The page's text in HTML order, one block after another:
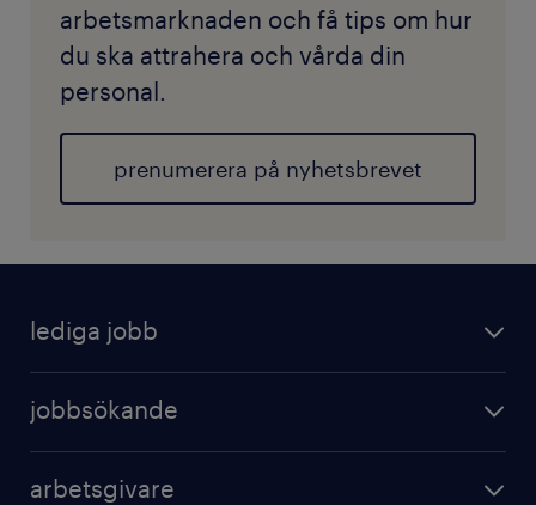
arbetsmarknaden och få tips om hur
du ska attrahera och vårda din
personal.
prenumerera på nyhetsbrevet
lediga jobb
jobbsökande
arbetsgivare